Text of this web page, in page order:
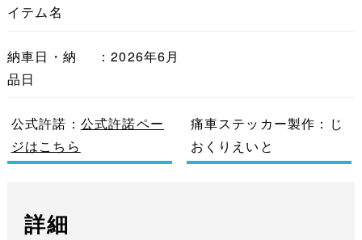
イテム名
納車日・納
品日
：2026年6月
公式許諾： 公式許諾ペー
ジはこちら
痛車ステッカー製作：じ
おくりえいと
詳細